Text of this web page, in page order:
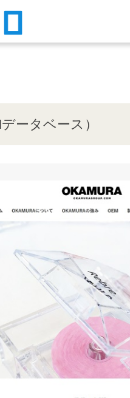
ータベース）